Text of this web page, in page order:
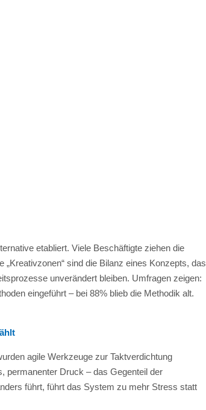
etabliert. Viele Beschäftigte ziehen die
sind die Bilanz eines Konzepts, das
unverändert bleiben. Umfragen zeigen:
eingeführt – bei 88% blieb die Methodik alt.
agile Werkzeuge zur Taktverdichtung
permanenter Druck – das Gegenteil der
führt, führt das System zu mehr Stress statt